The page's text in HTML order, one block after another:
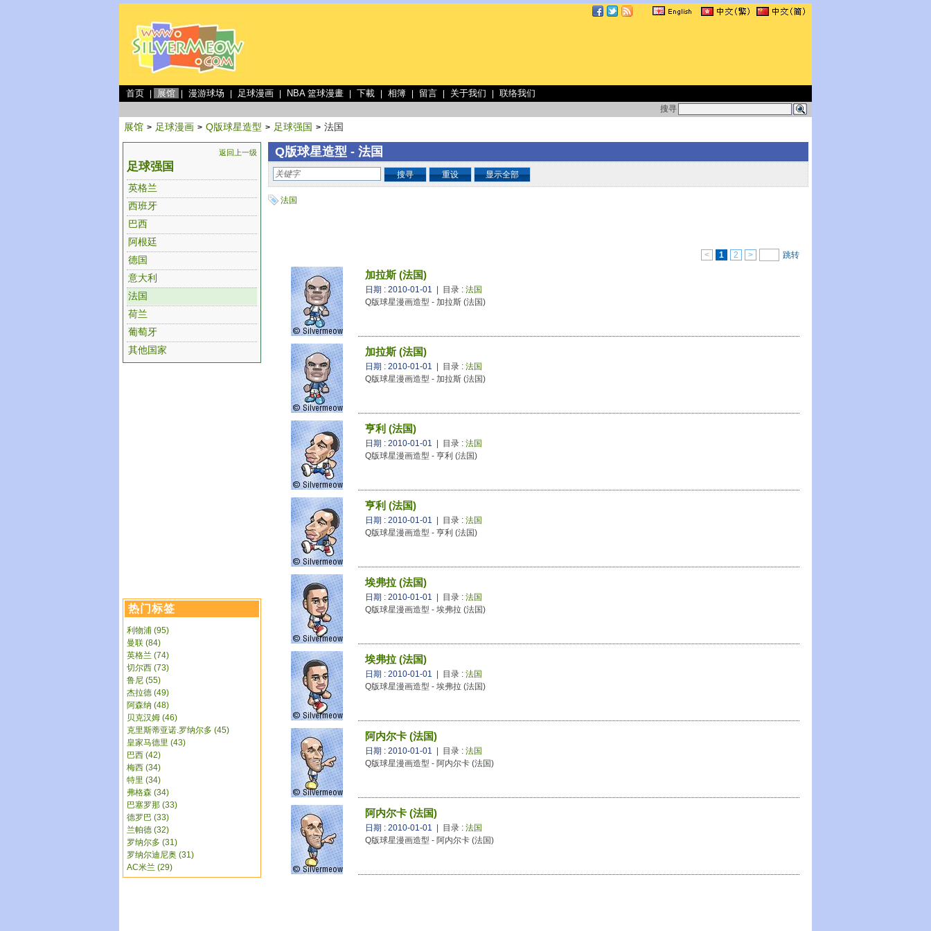
首页 展馆 漫游球场 足球漫画 NBA 篮球漫畫 下載 相簿 留言 关于我们 联络我们
搜寻
展馆 > 足球漫画 > Q版球星造型 > 足球强国 > 法国
返回上一级
足球强国
英格兰
西班牙
巴西
阿根廷
德国
意大利
法国
荷兰
葡萄牙
其他国家
热门标签
利物浦 (95)
曼联 (84)
英格兰 (74)
切尔西 (73)
鲁尼 (55)
杰拉德 (49)
阿森纳 (48)
贝克汉姆 (46)
克里斯蒂亚诺.罗纳尔多 (45)
皇家马德里 (43)
巴西 (42)
梅西 (34)
特里 (34)
弗格森 (34)
巴塞罗那 (33)
德罗巴 (33)
兰帕德 (32)
罗纳尔多 (31)
罗纳尔迪尼奥 (31)
AC米兰 (29)
Q版球星造型 - 法国
搜寻 重设 显示全部
法国
< 1 2 > 跳转
加拉斯 (法国)
日期 : 2010-01-01 | 目录 : 法国
Q版球星漫画造型 - 加拉斯 (法国)
加拉斯 (法国)
日期 : 2010-01-01 | 目录 : 法国
Q版球星漫画造型 - 加拉斯 (法国)
亨利 (法国)
日期 : 2010-01-01 | 目录 : 法国
Q版球星漫画造型 - 亨利 (法国)
亨利 (法国)
日期 : 2010-01-01 | 目录 : 法国
Q版球星漫画造型 - 亨利 (法国)
埃弗拉 (法国)
日期 : 2010-01-01 | 目录 : 法国
Q版球星漫画造型 - 埃弗拉 (法国)
埃弗拉 (法国)
日期 : 2010-01-01 | 目录 : 法国
Q版球星漫画造型 - 埃弗拉 (法国)
阿内尔卡 (法国)
日期 : 2010-01-01 | 目录 : 法国
Q版球星漫画造型 - 阿内尔卡 (法国)
阿内尔卡 (法国)
日期 : 2010-01-01 | 目录 : 法国
Q版球星漫画造型 - 阿内尔卡 (法国)